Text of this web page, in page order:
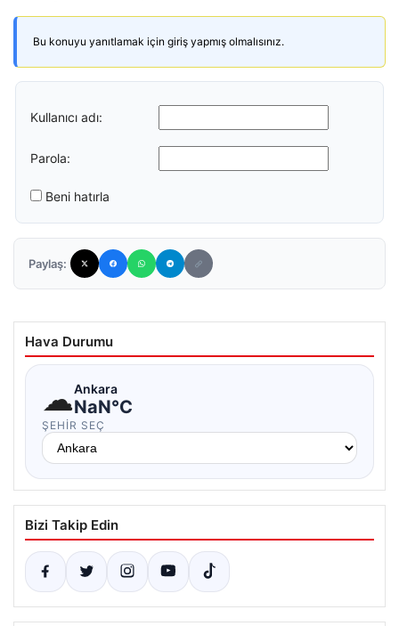
Bu konuyu yanıtlamak için giriş yapmış olmalısınız.
Kullanıcı adı:
Parola:
Beni hatırla
Paylaş:
Hava Durumu
☁Ankara
NaN°C
ŞEHIR SEÇ
Bizi Takip Edin